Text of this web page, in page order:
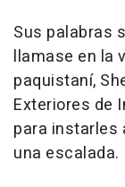
Sus palabras
llamase en la
paquistaní,
Exteriores de
para instarles
una escalada.